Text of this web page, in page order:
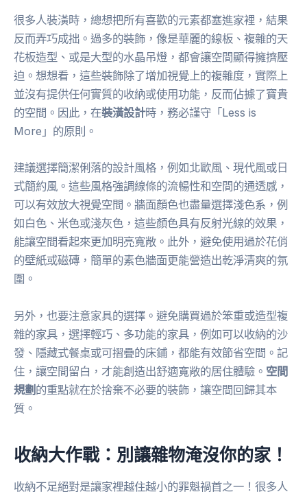
很多人裝潢時，總想把所有喜歡的元素都塞進家裡，結果
反而弄巧成拙。過多的裝飾，像是華麗的線板、複雜的天
花板造型、或是大型的水晶吊燈，都會讓空間顯得擁擠壓
迫。想想看，這些裝飾除了增加視覺上的複雜度，實際上
並沒有提供任何實質的收納或使用功能，反而佔據了寶貴
的空間。因此，在裝潢設計時，務必謹守「Less is
More」的原則。
建議選擇簡潔俐落的設計風格，例如北歐風、現代風或日
式簡約風。這些風格強調線條的流暢性和空間的通透感，
可以有效放大視覺空間。牆面顏色也盡量選擇淺色系，例
如白色、米色或淺灰色，這些顏色具有反射光線的效果，
能讓空間看起來更加明亮寬敞。此外，避免使用過於花俏
的壁紙或磁磚，簡單的素色牆面更能營造出乾淨清爽的氛
圍。
另外，也要注意家具的選擇。避免購買過於笨重或造型複
雜的家具，選擇輕巧、多功能的家具，例如可以收納的沙
發、隱藏式餐桌或可摺疊的床鋪，都能有效節省空間。記
住，讓空間留白，才能創造出舒適寬敞的居住體驗。 空間
規劃 的重點就在於捨棄不必要的裝飾，讓空間回歸其本
質。
收納大作戰：別讓雜物淹沒你的家！
收納不足絕對是讓家裡越住越小的罪魁禍首之一！很多人